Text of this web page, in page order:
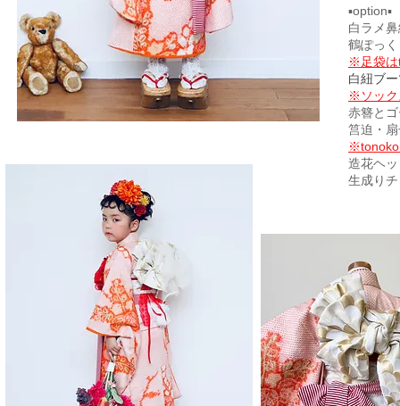
▪option▪
白ラメ
鶴ぽっ
※足袋は
白紐ブ
※ソック
赤簪と
筥迫・
造花ヘ
生成り